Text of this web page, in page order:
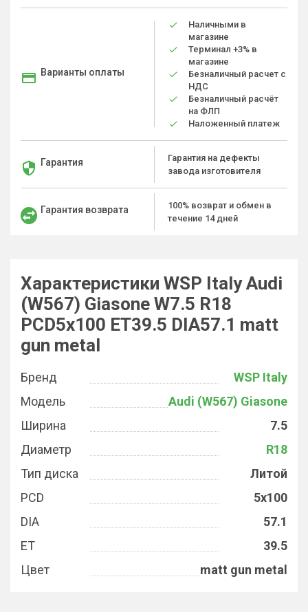
Варианты оплаты
Наличными в
магазине
Терминал +3% в
магазине
Безналичный расчет с
НДС
Безналичный расчёт
на ФЛП
Наложенный платеж
Гарантия
Гарантия на дефекты
завода изготовителя
Гарантия возврата
100% возврат и обмен в
течение 14 дней
Характеристики WSP Italy Audi
(W567) Giasone W7.5 R18
PCD5x100 ET39.5 DIA57.1 matt
gun metal
Бренд
WSP Italy
Модель
Audi (W567) Giasone
Ширина
7.5
Диаметр
R18
Тип диска
Литой
PCD
5x100
DIA
57.1
ET
39.5
Цвет
matt gun metal